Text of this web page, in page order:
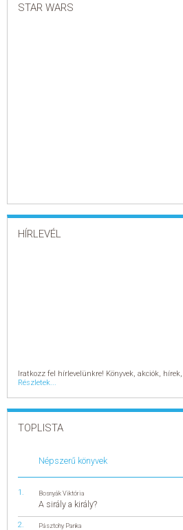
STAR WARS
HÍRLEVÉL
Iratkozz fel hírlevelünkre! Könyvek, akciók,
Részletek...
TOPLISTA
Népszerű könyvek
Bosnyák Viktória
A sirály a király?
Pásztohy Panka